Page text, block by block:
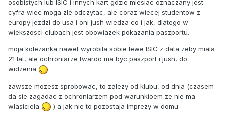
osobistych lub ISIC i innych kart gdzie miesiac oznaczany jest
cyfra wiec moga zle odczytac, ale coraz wiecej studentow z
europy jezdzi do usa i oni jush wiedza co i jak, dlatego w
wiekszosci clubach jest obowiazek pokazania paszportu.
moja kolezanka nawet wyrobila sobie lewe ISIC z data zeby miala
21 lat, ale ochroniarze twardo ma byc paszport i jush, do
widzenia
zawsze mozesz sprobowac, to zalezy od klubu, od dnia (czasem
da sie zagadac z ochroniarzem pod warunkioem ze nie ma
wlasiciela
) a jak nie to pozostaja imprezy w domu.